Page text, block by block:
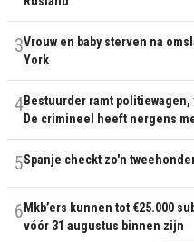
3Vrouw en baby sterven na
York
4Bestuurder ramt
De crimineel heeft nergens
5Spanje checkt zo'n
6 Mkb’ers kunnen tot €25.000
vóór 31 augustus binnen zijn